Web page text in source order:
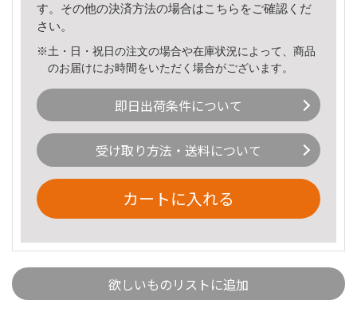
す。その他の決済方法の場合はこちら をご確認くだ
さい。
※土・日・祝日の注文の場合や在庫状況によって、商品
のお届けにお時間をいただく場合がございます。
即日出荷条件について
受け取り方法・送料について
カートに入れる
欲しいものリストに追加